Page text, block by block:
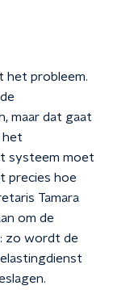
het probleem.
maar dat gaat
het
systeem moet
precies hoe
Tamara
om de
zo wordt de